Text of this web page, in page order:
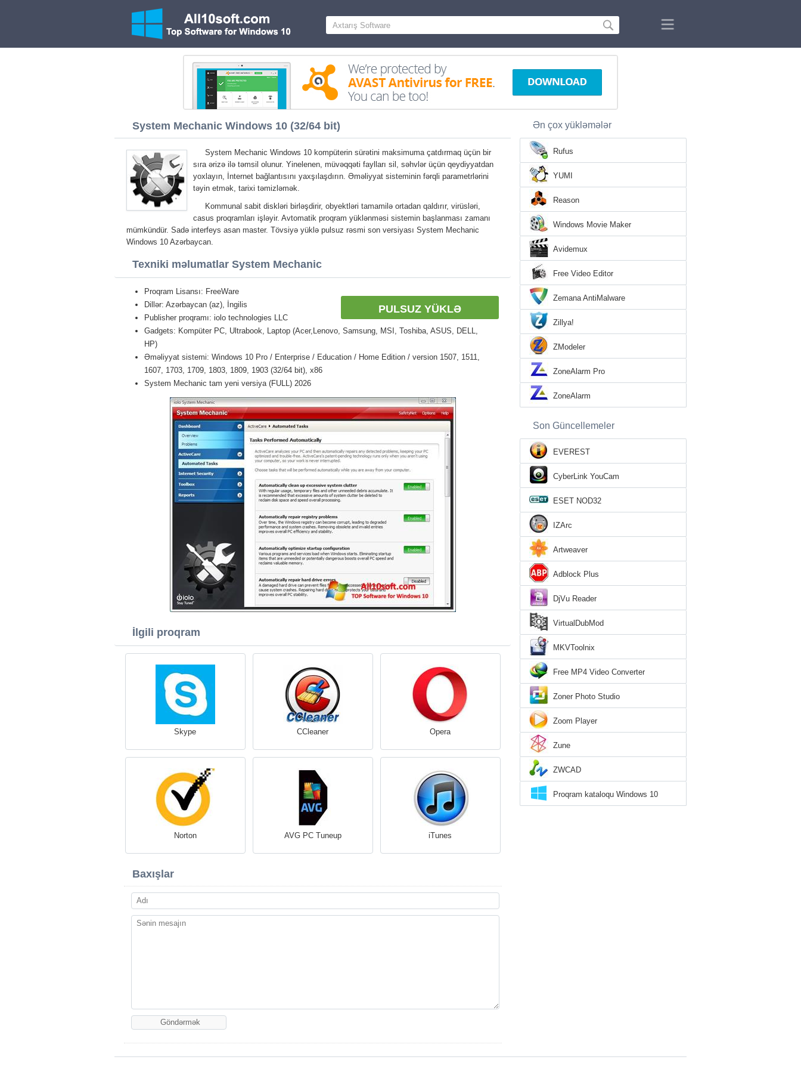
System Mechanic Windows 10 (32/64 bit)
System Mechanic Windows 10 kompüterin sürətini maksimuma çatdırmaq üçün bir
sıra ərizə ilə təmsil olunur. Yinelenen, müvəqqəti faylları sil, səhvlər üçün qeydiyyatdan
yoxlayın, İnternet bağlantısını yaxşılaşdırın. Əməliyyat sisteminin fərqli parametrlərini
təyin etmək, tarixi təmizləmək.
Kommunal sabit diskləri birləşdirir, obyektləri tamamilə ortadan qaldırır, virüsləri,
casus proqramları işləyir. Avtomatik proqram yüklənməsi sistemin başlanması zamanı
mümkündür. Sadə interfeys asan master. Tövsiyə yüklə pulsuz rəsmi son versiyası System Mechanic
Windows 10 Azərbaycan.
Texniki məlumatlar System Mechanic
PULSUZ YÜKLƏ
Proqram Lisansı: FreeWare
Dillər: Azərbaycan (az), İngilis
Publisher proqramı: iolo technologies LLC
Gadgets: Kompüter PC, Ultrabook, Laptop (Acer,Lenovo, Samsung, MSI, Toshiba, ASUS, DELL,
HP)
Əməliyyat sistemi: Windows 10 Pro / Enterprise / Education / Home Edition / version 1507, 1511,
1607, 1703, 1709, 1803, 1809, 1903 (32/64 bit), x86
System Mechanic tam yeni versiya (FULL) 2026
İlgili proqram
Skype CCleaner Opera
Norton AVG PC Tuneup iTunes
Baxışlar
Ən çox yükləmələr
Rufus
YUMI
Reason
Windows Movie Maker
Avidemux
Free Video Editor
Zemana AntiMalware
Zillya!
ZModeler
ZoneAlarm Pro
ZoneAlarm
Son Güncellemeler
EVEREST
CyberLink YouCam
ESET NOD32
IZArc
Artweaver
Adblock Plus
DjVu Reader
VirtualDubMod
MKVToolnix
Free MP4 Video Converter
Zoner Photo Studio
Zoom Player
Zune
ZWCAD
Proqram kataloqu Windows 10